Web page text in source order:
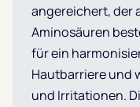
angereichert, der
Aminosäuren
für ein
Hautbarriere und
und Irritationen.